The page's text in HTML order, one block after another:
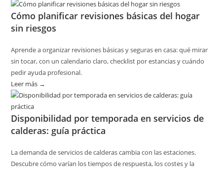
Cómo planificar revisiones básicas del hogar
sin riesgos
Aprende a organizar revisiones básicas y seguras en casa: qué mirar
sin tocar, con un calendario claro, checklist por estancias y cuándo
pedir ayuda profesional.
Leer más →
Cómo
revisiones
básicas
hogar
Disponibilidad por temporada en servicios de
calderas: guía práctica
La demanda de servicios de calderas cambia con las estaciones.
Descubre cómo varían los tiempos de respuesta, los costes y la